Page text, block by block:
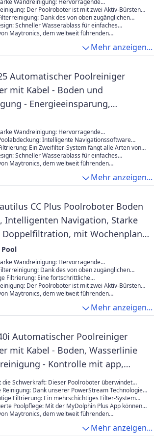
Wandreinigung: Hervorragende
ermöglichen eine effiziente Reinigung des Bodens
unabhängig von Poolform und
Der Poolroboter ist mit zwei Aktiv-Bürsten
Schmutz, Algen, Blätter, Ungeziefer und andere
entfernen und für eine gründliche Reinigung
Dank des von oben zugänglichen
sich dieser zur Reinigung leicht herausnehmen.
öffnen, Korb herausnehmen und Verunreinigungen
Schneller Wasserablass für einfaches
dem Becken, ergänzt durch ergonomische
Maytronics, dem weltweit führenden
einer 2-Jahres-Garantie.Mehr anzeigen...
Automatischer Poolreiniger
mit Kabel - Boden und
- Energieeinsparung,
Pools bis zu 10 m
Wandreinigung: Hervorragende
ermöglichen eine effiziente Reinigung des Bodens
unabhängig von Poolform und
Intelligente Navigationssoftware
um dem Roboter eine effiziente Route für das
und sicherzustellen, dass die gesamte Fläche
Ein Zweifilter-System fängt alle Arten von
Verunreinigungen in Ihrem Pool auf und lässt sie
Poolwasser.
Schneller Wasserablass für einfaches
dem Becken, ergänzt durch ergonomische
Maytronics, dem weltweit führenden
einer 2-Jahres-Garantie.Mehr anzeigen...
CC Plus Poolroboter Boden
Intelligenten Navigation, Starke
Doppelfiltration, mit Wochenplaner,
für Eingelassene Pools bis zu 12m
Wandreinigung: Hervorragende
ermöglichen eine effiziente Reinigung des Bodens
unabhängig von Poolform und
Dank des von oben zugänglichen
sich dieser zur Reinigung leicht herausnehmen.
öffnen, Korb herausnehmen und Verunreinigungen
Filtrierung: Eine fortschrittliche
die Blätter und andere größere
auffängt.
Der Poolroboter ist mit zwei Aktiv-Bürsten
Schmutz, Algen, Blätter, Ungeziefer und andere
Maytronics, dem weltweit führenden
einer 2-Jahres-Garantie.Mehr anzeigen...
Automatischer Poolreiniger
mit Kabel - Boden, Wasserlinie
- Kontrolle mit app,
Pools bis zu 12 m
die Schwerkraft: Dieser Poolroboter überwindet
Er navigiert mühelos über die Pooloberfläche,
hoch und reinigt die Wasserlinie.
Reinigung: Dank unserer PowerStream Technologie
Wasserstrahlen für eine nahtlose
gewährleisten makellos sauber Pooloberflächen und
Filtrierung: Ein mehrschichtiges Filter-System
von Verunreinigungen auf, einschließlich feiner und
und hinterlässt glasklares Poolwasser.
Poolpflege: Mit der MyDolphin Plus App können
von überall steuern: Reinigungspläne festlegen,
Maytronics, dem weltweit führenden
einer 3-Jahres-Garantie.Mehr anzeigen...